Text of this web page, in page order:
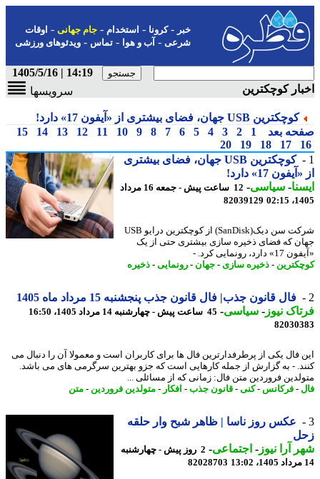
-کرونا-استخدام- جام جهانی-اوقات
شرعی-آب و هوا-تماس-ویدئوهای ورزشی
14:19 | 1405/5/16
کوچکترین
سرویسها
کوچکترین USB جهان، فضای بیشتری از «آیفون 17» دارد!
بعد
1
2
3
4
5
6
7
8
9
10
11
12
13
14
15
17
18
19
20
کوچکترین USB جهان، فضای بیشتری
17» دارد!
-سیاسی-
12 ساعت پیش - جمعه 16 مرداد
82039129
شرکت سن دیک(SanDisk) از کوچکترین درایو USB
که فضای ذخیره سازی بیشتری حتی از یک
رونمایی کرد. -
- ذخیره سازی- جهان-رونمایی-ذخیره
فال قانون جذب| فال قانون جذب پنجشنبه 15 مرداد ماه 1405
نیوز-سیاسی-45 ساعت پیش - چهارشنبه 14 مرداد 1405، 16:50
فال یکی از پرطرفدارترین فال ها برای کاربران است و معمولا آن را دنبال می
- به گزارش از جمله کارهایی است که جزو بهترین سرگرمی های می باشد.
فروردین متن فال: زمانی که از مسائلی ...
-فرکانس-کنی-قانون جذب-افکار -متولدین فروردین -متن
عکس روز ناسا | ظاهر شبح وار حلقه
آرا نیوز-اجتماعی-
2 روز پیش - چهارشنبه
82028703